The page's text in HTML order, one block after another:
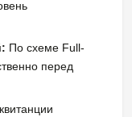
По схеме Full-
перед